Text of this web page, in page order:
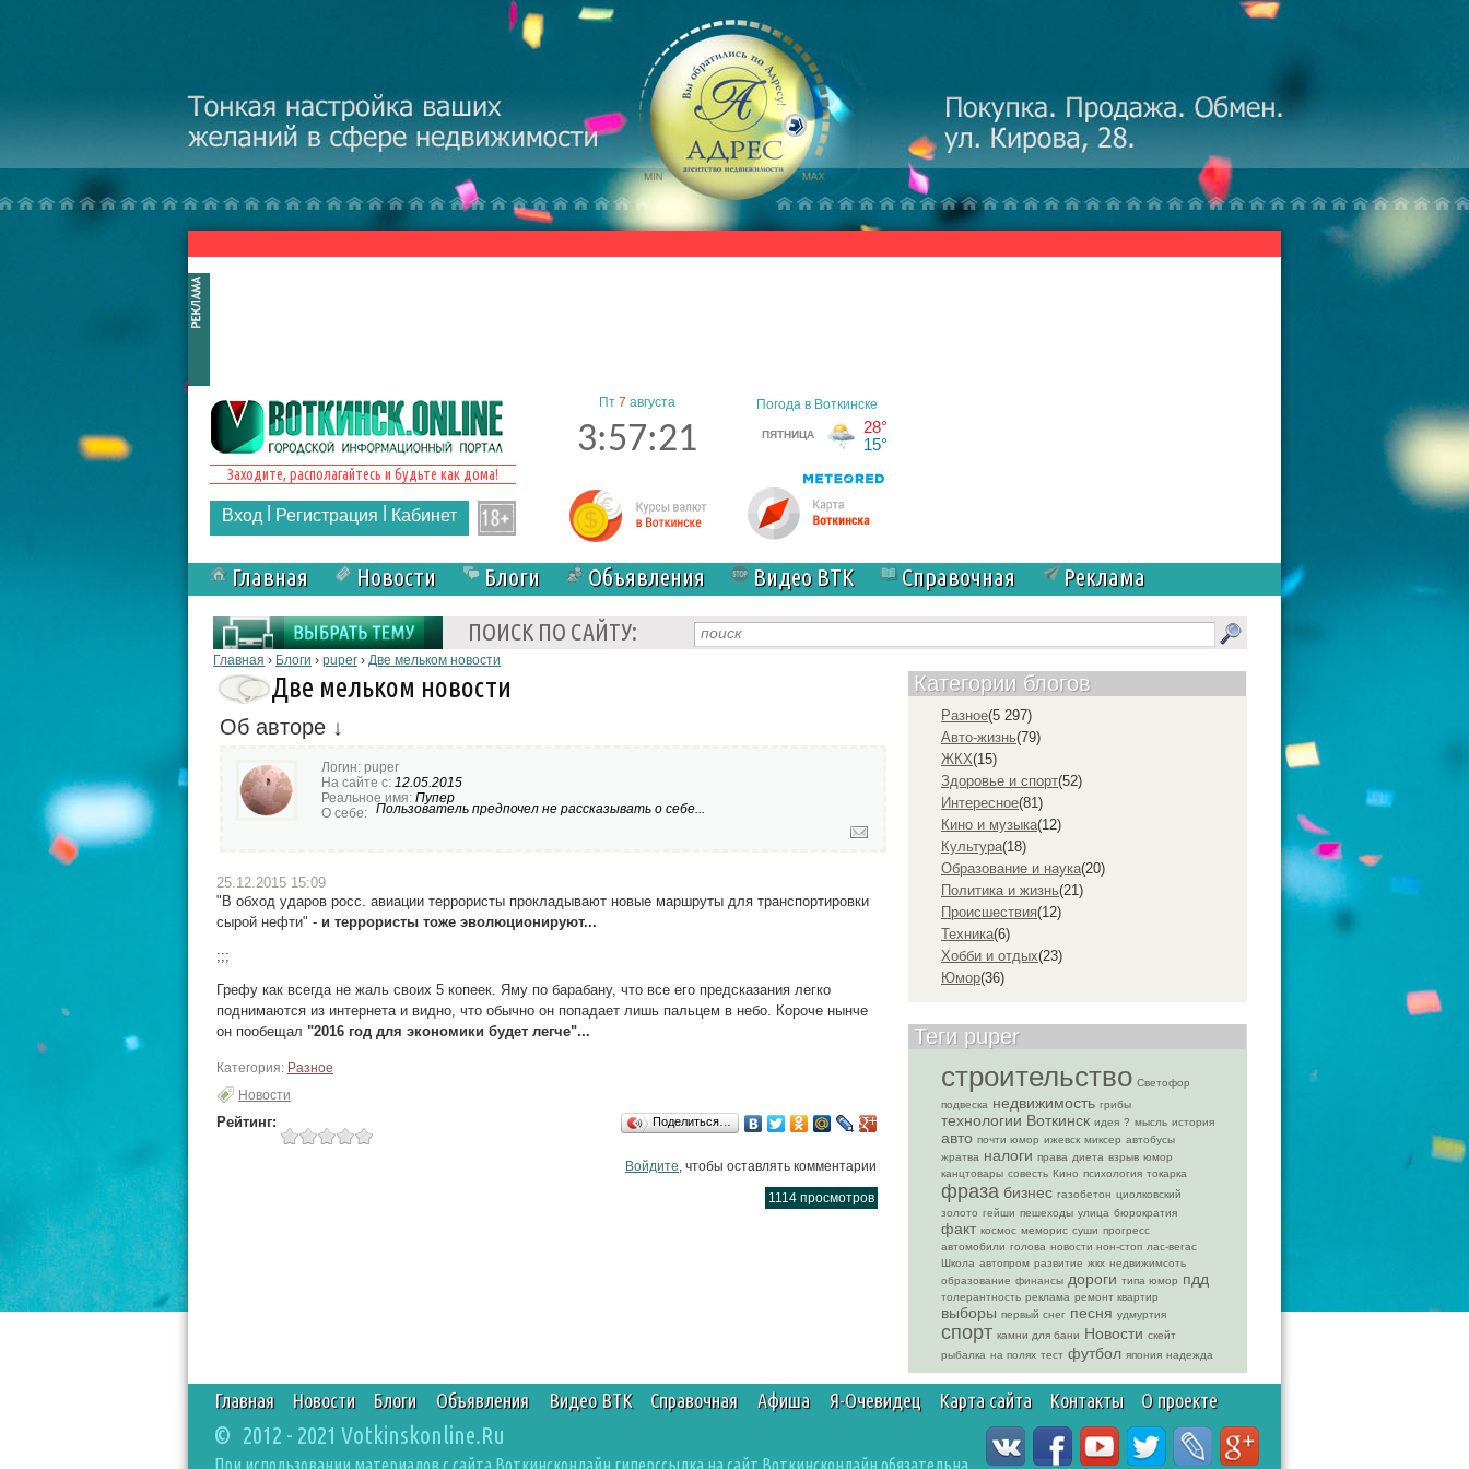
Заходите, располагайтесь и будьте как дома!
Вход Регистрация Кабинет
Пт 7 августа
3:57:21
Главная Новости Блоги Объявления Видео ВТК Справочная
Реклама
ПОИСК ПО САЙТУ:
Форма поиска
Вы здесь
Главная › Блоги › puper › Две мельком новости
Две мельком новости
Об авторе ↓
Логин: puper
На сайте с: 12.05.2015
Реальное имя: Пупер
О себе: Пользователь предпочел не рассказывать о себе...
25.12.2015 15:09
"В обход ударов росс. авиации террористы прокладывают новые маршруты для транспортировки
сырой нефти" - и террористы тоже эволюционируют...
;;;
Грефу как всегда не жаль своих 5 копеек. Яму по барабану, что все его предсказания легко
поднимаются из интернета и видно, что обычно он попадает лишь пальцем в небо. Короче нынче
он пообещал "2016 год для экономики будет легче"...
Категория: Разное
Новости
Рейтинг: Поделиться…
Войдите, чтобы оставлять комментарии
1114 просмотров
Категории блогов
Разное(5 297)
Авто-жизнь(79)
ЖКХ(15)
Здоровье и спорт(52)
Интересное(81)
Кино и музыка(12)
Культура(18)
Образование и наука(20)
Политика и жизнь(21)
Проиcшествия(12)
Техника(6)
Хобби и отдых(23)
Юмор(36)
Теги puper
строительство Светофор
подвеска недвижимость грибы
технологии Воткинск идея ? мысль история
авто почти юмор ижевск миксер автобусы
жратва налоги права диета взрыв юмор
канцтовары совесть Кино психология токарка
фраза бизнес газобетон циолковский
золото гейши пешеходы улица бюрократия
факт космос меморис суши прогресс
автомобили голова новости нон-стоп лас-вегас
Школа автопром развитие жкх недвижимсоть
образование финансы дороги типа юмор пдд
толерантность реклама ремонт квартир
выборы первый снег песня удмуртия
спорт камни для бани Новости скейт
рыбалка на полях тест футбол япония надежда
Главная Новости Блоги Объявления Видео ВТК Справочная Афиша Я-Очевидец Карта сайта Контакты О проекте
© 2012 - 2021 Votkinskonline.Ru
При использовании материалов с сайта Воткинсконлайн гиперссылка на сайт Воткинсконлайн обязательна.